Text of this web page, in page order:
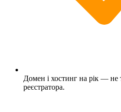
Домен і хостинг на рік — не
реєстратора.